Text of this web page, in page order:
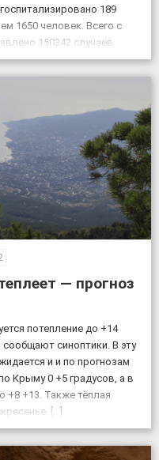
189
1650 человек. Всего с
150342 случаев
4830 пациентов с
[…]
— прогноз
потепление до +14
синоптики. В эту
и и по прогнозам
Крыму 0 +5 градусов, а в
+8 +13. Также тёплая
[…]